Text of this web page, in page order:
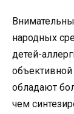
народных
детей-
обладают
чем